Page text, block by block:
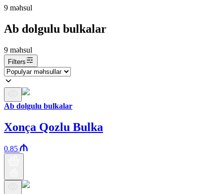
9 məhsul
Ab dolgulu bulkalar
9 məhsul
Filters
Ab dolgulu bulkalar
Xonça Qozlu Bulka
0.85